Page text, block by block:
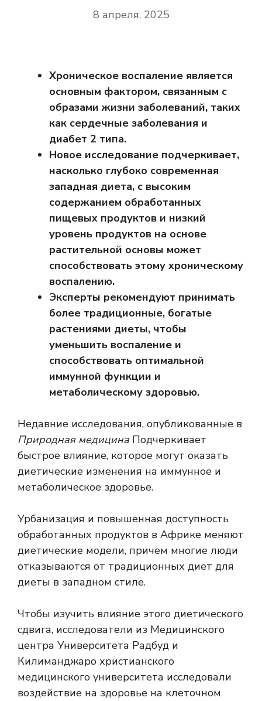
8 апреля, 2025
Хроническое воспаление является
основным фактором, связанным с
образами жизни заболеваний, таких
как сердечные заболевания и
диабет 2 типа.
Новое исследование подчеркивает,
насколько глубоко современная
западная диета, с высоким
содержанием обработанных
пищевых продуктов и низкий
уровень продуктов на основе
растительной основы может
способствовать этому хроническому
воспалению.
Эксперты рекомендуют принимать
более традиционные, богатые
растениями диеты, чтобы
уменьшить воспаление и
способствовать оптимальной
иммунной функции и
метаболическому здоровью.
Недавние исследования, опубликованные в
Природная медицина Подчеркивает
быстрое влияние, которое могут оказать
диетические изменения на иммунное и
метаболическое здоровье.
Урбанизация и повышенная доступность
обработанных продуктов в Африке меняют
диетические модели, причем многие люди
отказываются от традиционных диет для
диеты в западном стиле.
Чтобы изучить влияние этого диетического
сдвига, исследователи из Медицинского
центра Университета Радбуд и
Килиманджаро христианского
медицинского университета исследовали
воздействие на здоровье на клеточном